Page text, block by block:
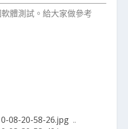
體測試。給大家做參考
..